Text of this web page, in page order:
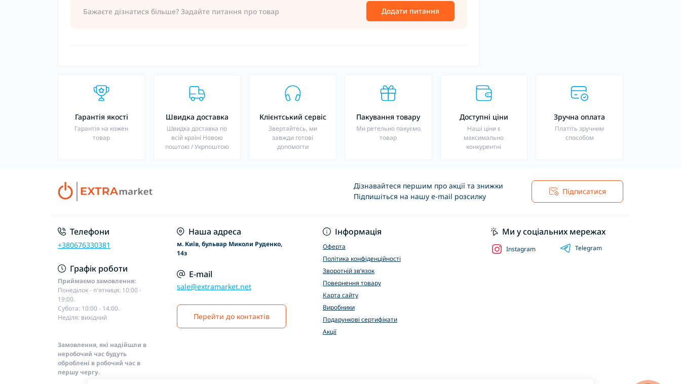
Бажаєте дізнатися більше? Задайте питання про товар Додати питання
Гарантія якості
Гарантія на кожен
товар
Швидка доставка
Швидка доставка по
всій країні Новою
поштою / Укрпоштою
Клієнтський сервіс
Звертайтесь, ми
завжди готові
допомогти
Пакування товару
Ми ретельно пакуємо
товар
Доступні ціни
Наші ціни є
максимально
конкурентні
Зручна оплата
Платіть зручним
способом
Дізнавайтеся першим про акції та знижки
Підпишіться на нашу e-mail розсилку
Підписатися
Телефони
+380676330381
Графік роботи
Приймаємо замовлення:
Понеділок - п'ятниця: 10:00 -
19:00.
Субота: 10:00 - 14:00.
Неділя: вихідний
Замовлення, які надійшли в
неробочий час будуть
оброблені в робочий час в
першу чергу.
Наша адреса
м. Київ, бульвар Миколи Руденко,
14з
E-mail
sale@extramarket.net
Перейти до контактів
Інформація
Оферта
Політика конфіденційності
Зворотній зв’язок
Повернення товару
Карта сайту
Виробники
Подарункові сертифікати
Акції
Ми у соціальних мережах
Instagram Telegram